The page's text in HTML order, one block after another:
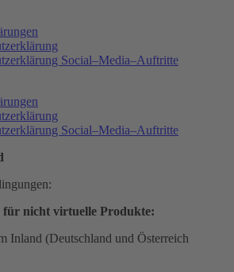
Social–Media–Auftritte
Social–Media–Auftritte
für nicht virtuelle Produkte:
Inland (Deutschland und Österreich